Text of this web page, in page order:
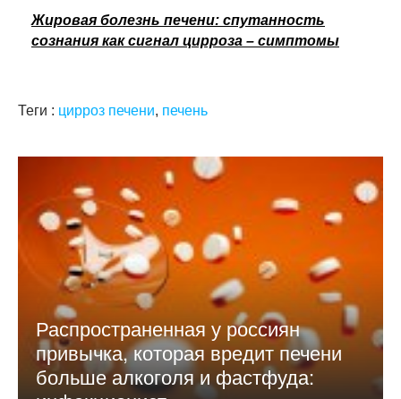
Жировая болезнь печени: спутанность
сознания как сигнал цирроза – симптомы
Теги : цирроз печени, печень
Распространенная у россиян
привычка, которая вредит печени
больше алкоголя и фастфуда: